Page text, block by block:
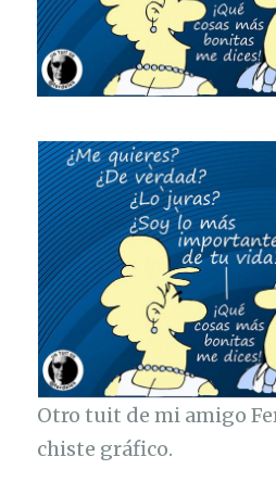
Otro tuit de mi amigo
chiste gráfico.